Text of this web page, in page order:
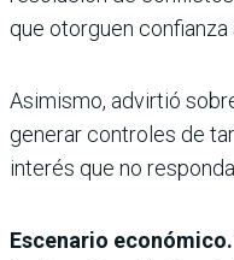
que otorguen
Asimismo, advirtió
generar controles de
interés que no
Escenario económico.